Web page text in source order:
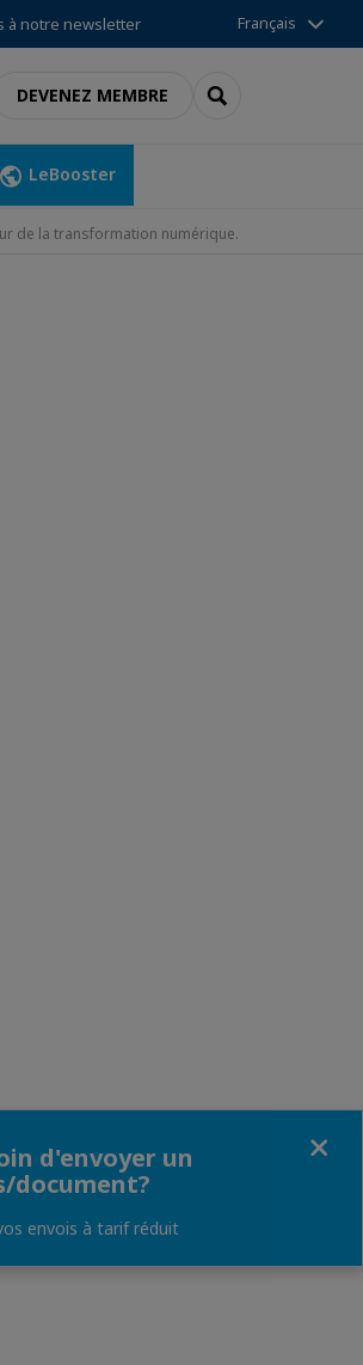
à notre newsletter Français
DEVENEZ MEMBRE RECHERCHER
LeBooster
de la transformation numérique.
d'envoyer un
document?
envois à tarif réduit